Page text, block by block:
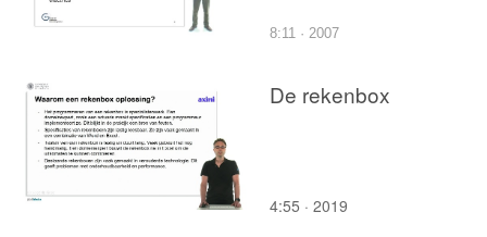
8:11 · 2007
De rekenbox
4:55 · 2019